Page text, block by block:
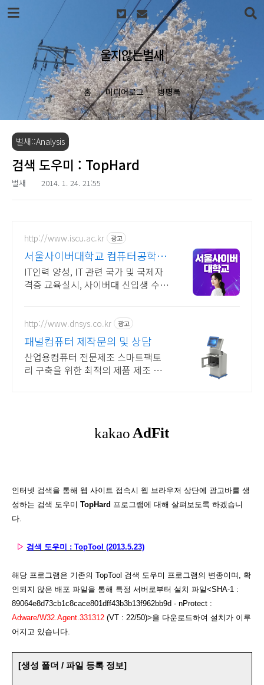
본문 바로가기
울지않는벌새
홈 미디어로그 방명록
벌새::Analysis
검색 도우미 : TopHard
벌새 2014. 1. 24. 21:55
http://www.iscu.ac.kr 광고
서울사이버대학교 컴퓨터공학과
2026 가을학기 신편입생
IT인력 양성, IT 관련 국가 및 국제자
격증 교육실시, 사이버대 신입생 수 1
http://www.dnsys.co.kr 광고
패널컴퓨터 제작문의 및 상담
산업용컴퓨터 전문제조 스마트팩토
리 구축을 위한 최적의 제품 제조 생
인터넷 검색을 통해 웹 사이트 접속시 웹 브라우저 상단에 광고바를 생
성하는 검색 도우미 TopHard 프로그램에 대해 살펴보도록 하겠습니
다.
▷ 검색 도우미 : TopTool (2013.5.23)
해당 프로그램은 기존의 TopTool 검색 도우미 프로그램의 변종이며, 확
인되지 않은 배포 파일을 통해 특정 서버로부터 설치 파일<SHA-1 :
89064e8d73cb1c8cace801dff43b3b13f962bb9d - nProtect :
Adware/W32.Agent.331312 (VT : 22/50)>을 다운로드하여 설치가 이루
어지고 있습니다.
[생성 폴더 / 파일 등록 정보]